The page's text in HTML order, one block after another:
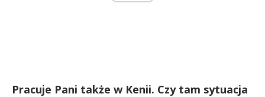
Pracuje Pani także w Kenii. Czy tam sytuacja